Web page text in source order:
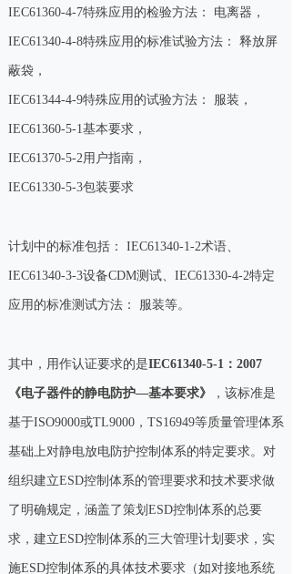
IEC61360-4-7特殊应用的检验方法： 电离器，
IEC61340-4-8特殊应用的标准试验方法： 释放屏
蔽袋，
IEC61344-4-9特殊应用的试验方法： 服装，
IEC61360-5-1基本要求，
IEC61370-5-2用户指南，
IEC61330-5-3包装要求
计划中的标准包括： IEC61340-1-2术语、
IEC61340-3-3设备CDM测试、IEC61330-4-2特定
应用的标准测试方法： 服装等。
其中，用作认证要求的是IEC61340-5-1：2007
《电子器件的静电防护—基本要求》 ，该标准是
基于ISO9000或TL9000，TS16949等质量管理体系
基础上对静电放电防护控制体系的特定要求。对
组织建立ESD控制体系的管理要求和技术要求做
了明确规定，涵盖了策划ESD控制体系的总要
求，建立ESD控制体系的三大管理计划要求，实
施ESD控制体系的具体技术要求（如对接地系统